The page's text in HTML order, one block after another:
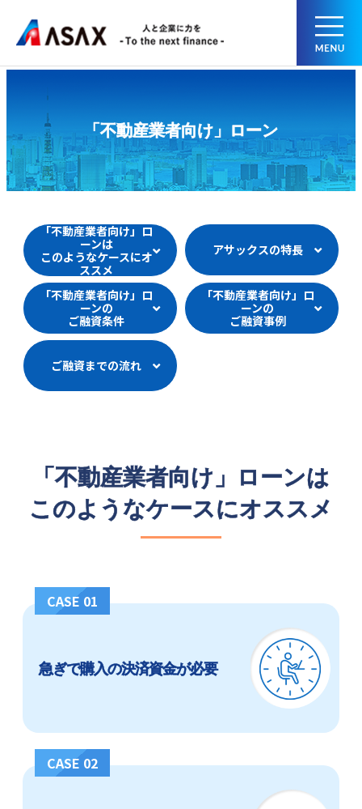
「不動産業者向け」ローン
「不動産業者向け」ロ
ーンは
このようなケースにオ
ススメ
アサックスの特長
「不動産業者向け」ロ
ーンの
ご融資条件
「不動産業者向け」ロ
ーンの
ご融資事例
ご融資までの流れ
「不動産業者向け」ローンは
このようなケースにオススメ
CASE 01
急ぎで購入の決済資金が必要
CASE 02